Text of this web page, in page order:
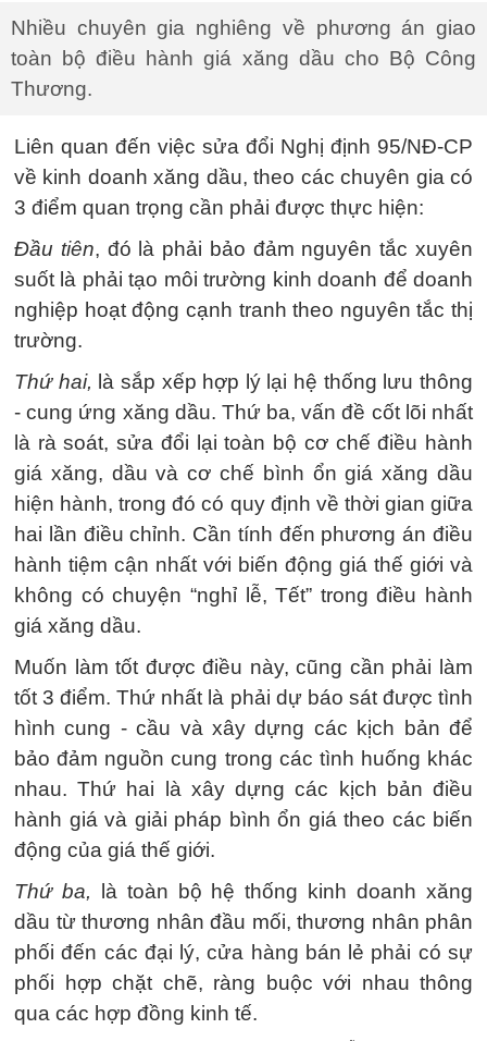
Nhiều chuyên gia nghiêng về phương án giao
toàn bộ điều hành giá xăng dầu cho Bộ Công
Thương.
Liên quan đến việc sửa đổi Nghị định 95/NĐ-CP
về kinh doanh xăng dầu, theo các chuyên gia có
3 điểm quan trọng cần phải được thực hiện:
Đầu tiên, đó là phải bảo đảm nguyên tắc xuyên
suốt là phải tạo môi trường kinh doanh để doanh
nghiệp hoạt động cạnh tranh theo nguyên tắc thị
trường.
Thứ hai, là sắp xếp hợp lý lại hệ thống lưu thông
- cung ứng xăng dầu. Thứ ba, vấn đề cốt lõi nhất
là rà soát, sửa đổi lại toàn bộ cơ chế điều hành
giá xăng, dầu và cơ chế bình ổn giá xăng dầu
hiện hành, trong đó có quy định về thời gian giữa
hai lần điều chỉnh. Cần tính đến phương án điều
hành tiệm cận nhất với biến động giá thế giới và
không có chuyện “nghỉ lễ, Tết” trong điều hành
giá xăng dầu.
Muốn làm tốt được điều này, cũng cần phải làm
tốt 3 điểm. Thứ nhất là phải dự báo sát được tình
hình cung - cầu và xây dựng các kịch bản để
bảo đảm nguồn cung trong các tình huống khác
nhau. Thứ hai là xây dựng các kịch bản điều
hành giá và giải pháp bình ổn giá theo các biến
động của giá thế giới.
Thứ ba, là toàn bộ hệ thống kinh doanh xăng
dầu từ thương nhân đầu mối, thương nhân phân
phối đến các đại lý, cửa hàng bán lẻ phải có sự
phối hợp chặt chẽ, ràng buộc với nhau thông
qua các hợp đồng kinh tế.